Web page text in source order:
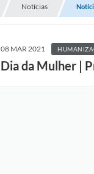
Notícias
08 MAR 2021
Dia da Mulher |